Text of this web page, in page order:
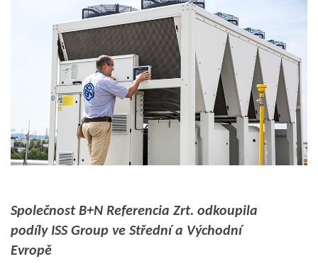
Společnost B+N Referencia Zrt. odkoupila
podíly ISS Group ve Střední a Východní
Evropě